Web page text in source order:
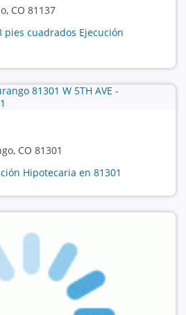
CO 81137
pies cuadrados Ejecución
CO 81301
Hipotecaria en 81301